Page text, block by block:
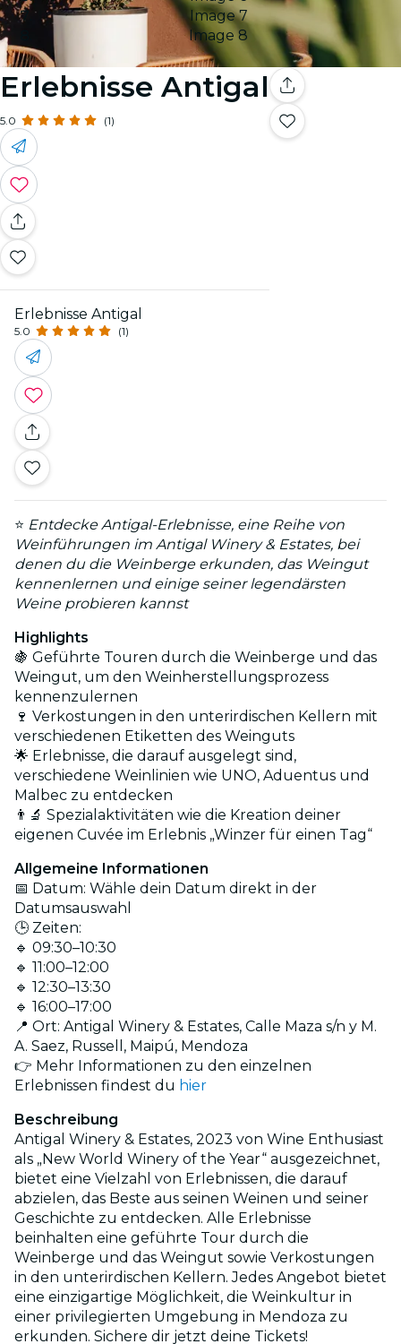
Image 7
Image 8
Erlebnisse Antigal
5.0 (1)
Erlebnisse Antigal
5.0 (1)
⭐ Entdecke Antigal-Erlebnisse, eine Reihe von
Weinführungen im Antigal Winery & Estates, bei
denen du die Weinberge erkunden, das Weingut
kennenlernen und einige seiner legendärsten
Weine probieren kannst
Highlights
🍇 Geführte Touren durch die Weinberge und das
Weingut, um den Weinherstellungsprozess
kennenzulernen
🍷 Verkostungen in den unterirdischen Kellern mit
verschiedenen Etiketten des Weinguts
🌟 Erlebnisse, die darauf ausgelegt sind,
verschiedene Weinlinien wie UNO, Aduentus und
Malbec zu entdecken
👨‍🔬 Spezialaktivitäten wie die Kreation deiner
eigenen Cuvée im Erlebnis „Winzer für einen Tag“
Allgemeine Informationen
📅 Datum: Wähle dein Datum direkt in der
Datumsauswahl
🕒 Zeiten:
🔹 09:30–10:30
🔹 11:00–12:00
🔹 12:30–13:30
🔹 16:00–17:00
📍 Ort: Antigal Winery & Estates, Calle Maza s/n y M.
A. Saez, Russell, Maipú, Mendoza
👉 Mehr Informationen zu den einzelnen
Erlebnissen findest du hier
Beschreibung
Antigal Winery & Estates, 2023 von Wine Enthusiast
als „New World Winery of the Year“ ausgezeichnet,
bietet eine Vielzahl von Erlebnissen, die darauf
abzielen, das Beste aus seinen Weinen und seiner
Geschichte zu entdecken. Alle Erlebnisse
beinhalten eine geführte Tour durch die
Weinberge und das Weingut sowie Verkostungen
in den unterirdischen Kellern. Jedes Angebot bietet
eine einzigartige Möglichkeit, die Weinkultur in
einer privilegierten Umgebung in Mendoza zu
erkunden. Sichere dir jetzt deine Tickets!